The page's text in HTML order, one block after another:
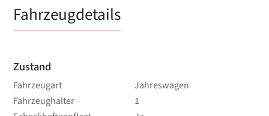
Fahrzeugdetails
Zustand
Fahrzeugart
Jahreswagen
Fahrzeughalter
1